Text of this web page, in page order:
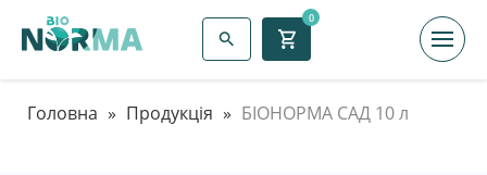
0
Головна » Продукція » БІОНОРМА САД 10 л